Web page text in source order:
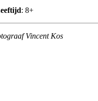
: 8+
Vincent Kos